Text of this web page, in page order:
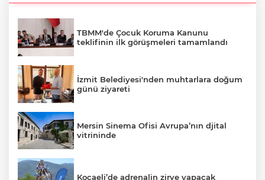
TBMM'de Çocuk Koruma Kanunu
teklifinin ilk görüşmeleri tamamlandı
İzmit Belediyesi'nden muhtarlara doğum
günü ziyareti
Mersin Sinema Ofisi Avrupa’nın djital
vitrininde
Kocaeli’de adrenalin zirve yapacak